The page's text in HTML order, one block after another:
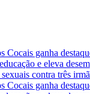
Cocais ganha
e eleva
contra três
Cocais ganha